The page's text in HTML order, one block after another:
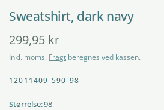
Sweatshirt, dark navy
299,95 kr
Inkl. moms. Fragt beregnes ved kassen.
12011409-590-98
Størrelse:98